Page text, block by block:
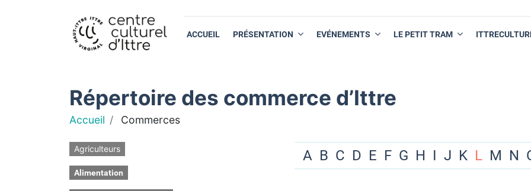
ACCUEIL PRÉSENTATION EVÉNEMENTS LE PETIT TRAM
Répertoire des commerce d’Ittre
Accueil Commerces
Agriculteurs
Alimentation
A B C D E F G H I J K L M N